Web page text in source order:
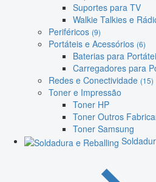
Suportes para TV
Walkie Talkies e
Periféricos (9)
Portáteis e Acessórios (6)
Baterias para
Carregadores para
Redes e Conectividade (15)
Toner e Impressão
Toner HP
Toner Outros
Toner Samsung